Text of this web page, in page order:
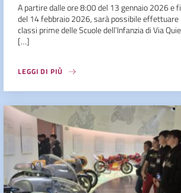
A partire dalle ore 8:00 del 13 gennaio 2026 e
del 14 febbraio 2026, sarà possibile effettuare
classi prime delle Scuole dell’Infanzia di Via
[…]
LEGGI DI PIÙ